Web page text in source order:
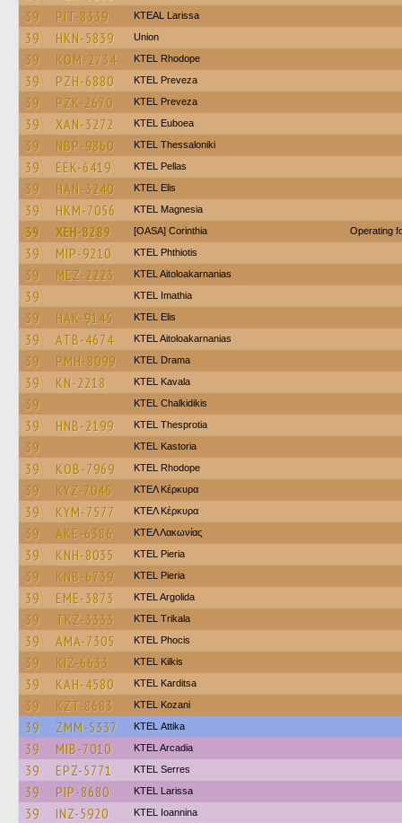
39 PIT-8339 KTEAL Larissa
39 HKN-5839 Union
39 KOM-2734 KTEL Rhodope
39 PZH-6880 KTEL Preveza
39 PZK-2670 KTEL Preveza
39 XAN-3272 ΚΤΕL Euboea
39 NBP-9860 KTEL Thessaloniki
39 EEK-6419 KTEL Pellas
39 HAN-3240 KTEL Elis
39 HKM-7056 ΚΤΕL Magnesia
39 XEH-8289 [OASA] Corinthia Operating
39 MIP-9210 ΚΤΕL Phthiotis
39 MEZ-2223 KTEL Aitoloakarnanias
39 KTEL Imathia
39 HAK-9145 KTEL Elis
39 ATB-4674 KTEL Aitoloakarnanias
39 PMH-8099 KTEL Drama
39 KN-2218 KTEL Kavala
39 ΚΤΕL Chalkidikis
39 HNB-2199 KTEL Thesprotia
39 KTEL Kastoria
39 KOB-7969 KTEL Rhodope
39 KYZ-7046 ΚΤΕΛ Κέρκυρα
39 KYM-7577 ΚΤΕΛ Κέρκυρα
39 AKE-6386 ΚΤΕΛ Λακωνίας
39 KNH-8035 KTEL Pieria
39 KNB-6739 KTEL Pieria
39 EME-3873 KTEL Argolida
39 TKZ-3333 ΚΤΕL Τrikala
39 AMA-7305 ΚΤΕL Phocis
39 KIZ-6633 KTEL Kilkis
39 KAH-4580 ΚΤΕL Karditsa
39 KZT-8683 ΚΤΕL Kozani
39 ZMM-5337 KΤΕL Αttika
39 MIB-7010 KTEL Arcadia
39 EPZ-5771 KTEL Serres
39 PIP-8680 KTEL Larissa
39 INZ-5920 KTEL Ioannina